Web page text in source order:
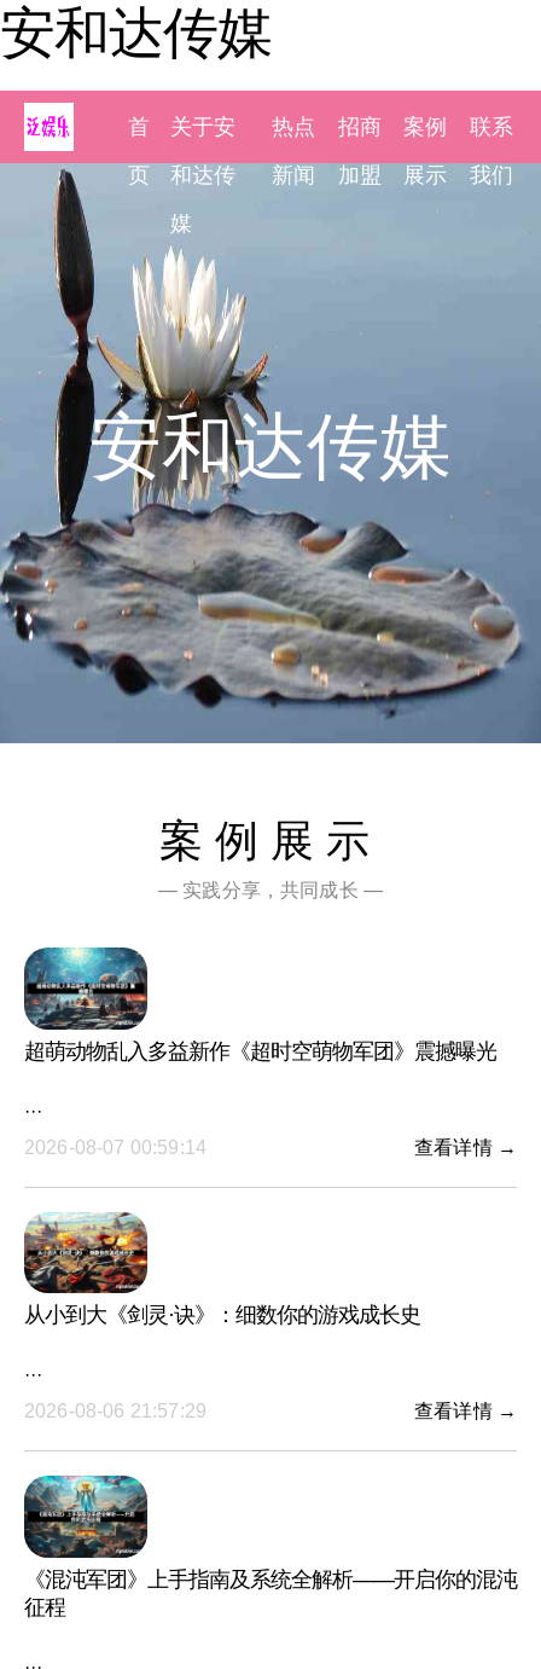
安和达传媒
首
页
关于安
和达传
媒
热点
新闻
招商
加盟
案例
展示
联系
我们
安和达传媒
案例展示
— 实践分享，共同成长 —
超萌动物乱入多益新作《超时空萌物军团》震撼曝光
···
2026-08-07 00:59:14
查看详情 →
从小到大《剑灵·诀》：细数你的游戏成长史
···
2026-08-06 21:57:29
查看详情 →
《混沌军团》上手指南及系统全解析——开启你的混沌
征程